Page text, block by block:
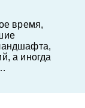
время,
а иногда